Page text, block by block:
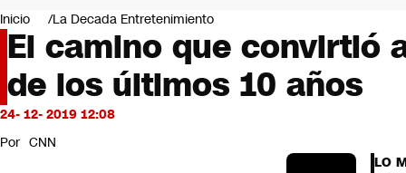
Mundo
Negocios
Deportes
Programas completos
Cultura
Servicios
Bits
CNN Data
Inicio La Decada Entretenimiento
El camino que convirtió
de los últimos 10 años
24- 12- 2019 12:08
Por CNN
LO